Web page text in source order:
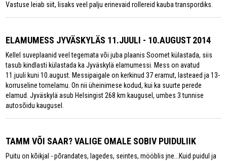
Vastuse leiab siit, lisaks veel palju erinevaid rollereid kauba transpordiks.
ELAMUMESS JYVÄSKYLÄS 11.JUULI - 10.AUGUST 2014
Kellel suveplaanid veel tegemata või juba plaanis Soomet külastada, siis
tasub kindlasti külastada ka Jyväskylä elamumessi. Mess on avatud
11.juuli kuni 10.august. Messipaigale on kerkinud 37 eramut, lasteaed ja 13-
korruseline tornelamu. On nii üheinimese kodud, kui ka suurte perede
elamud. Jyväskylä asub Helsingist 268 km kaugusel, umbes 3 tunnise
autosõidu kaugusel.
TAMM VÕI SAAR? VALIGE OMALE SOBIV PUIDULIIK
Puitu on kõikjal - põrandates, lagedes, seintes, mööblis jne...Kuid puidul ja